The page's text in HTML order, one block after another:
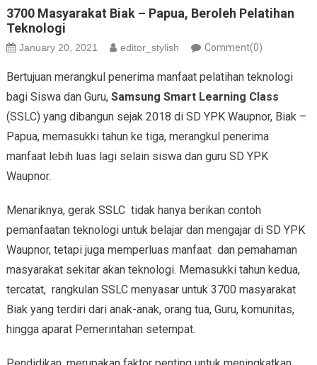
3700 Masyarakat Biak – Papua, Beroleh Pelatihan
Teknologi
January 20, 2021 editor_stylish Comment(0)
Bertujuan merangkul penerima manfaat pelatihan teknologi
bagi Siswa dan Guru, Samsung Smart Learning Class
(SSLC) yang dibangun sejak 2018 di SD YPK Waupnor, Biak –
Papua, memasukki tahun ke tiga, merangkul penerima
manfaat lebih luas lagi selain siswa dan guru SD YPK
Waupnor.
Menariknya, gerak SSLC tidak hanya berikan contoh
pemanfaatan teknologi untuk belajar dan mengajar di SD YPK
Waupnor, tetapi juga memperluas manfaat dan pemahaman
masyarakat sekitar akan teknologi. Memasukki tahun kedua,
tercatat, rangkulan SSLC menyasar untuk 3700 masyarakat
Biak yang terdiri dari anak-anak, orang tua, Guru, komunitas,
hingga aparat Pemerintahan setempat.